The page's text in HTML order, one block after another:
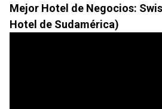
Mejor Hotel de Negocios:
Hotel de Sudamérica)